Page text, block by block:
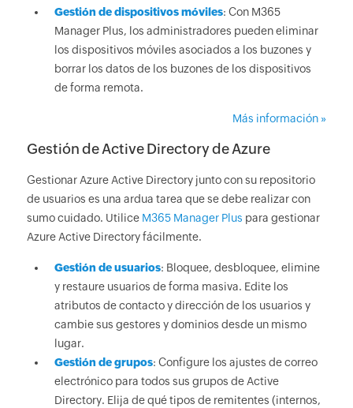
Gestión de dispositivos móviles: Con M365
Manager Plus, los administradores pueden eliminar
los dispositivos móviles asociados a los buzones y
borrar los datos de los buzones de los dispositivos
de forma remota.
Más información »
Gestión de Active Directory de Azure
Gestionar Azure Active Directory junto con su repositorio
de usuarios es una ardua tarea que se debe realizar con
sumo cuidado. Utilice M365 Manager Plus para gestionar
Azure Active Directory fácilmente.
Gestión de usuarios: Bloquee, desbloquee, elimine
y restaure usuarios de forma masiva. Edite los
atributos de contacto y dirección de los usuarios y
cambie sus gestores y dominios desde un mismo
lugar.
Gestión de grupos: Configure los ajustes de correo
electrónico para todos sus grupos de Active
Directory. Elija de qué tipos de remitentes (internos,